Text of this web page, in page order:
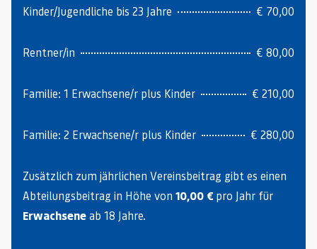
Kinder/Jugendliche bis 23 Jahre € 70,00
Rentner/in € 80,00
Familie: 1 Erwachsene/r plus Kinder € 210,00
Familie: 2 Erwachsene/r plus Kinder € 280,00
Zusätzlich zum jährlichen Vereinsbeitrag gibt es einen
Abteilungsbeitrag in Höhe von 10,00 € pro Jahr für
Erwachsene ab 18 Jahre.